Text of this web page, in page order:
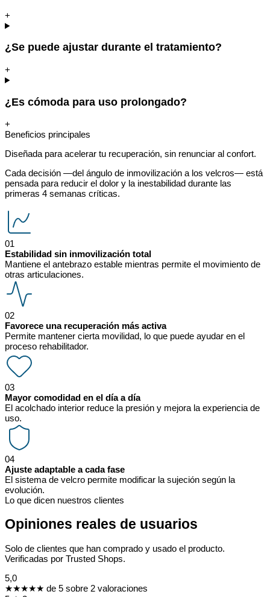
+
¿Se puede ajustar durante el tratamiento?
+
¿Es cómoda para uso prolongado?
+
Beneficios principales
Diseñada para acelerar tu recuperación, sin renunciar al confort.
Cada decisión —del ángulo de inmovilización a los velcros— está
pensada para reducir el dolor y la inestabilidad durante las
primeras 4 semanas críticas.
01
Estabilidad sin inmovilización total
Mantiene el antebrazo estable mientras permite el movimiento de
otras articulaciones.
02
Favorece una recuperación más activa
Permite mantener cierta movilidad, lo que puede ayudar en el
proceso rehabilitador.
03
Mayor comodidad en el día a día
El acolchado interior reduce la presión y mejora la experiencia de
uso.
04
Ajuste adaptable a cada fase
El sistema de velcro permite modificar la sujeción según la
evolución.
Lo que dicen nuestros clientes
Opiniones reales de usuarios
Solo de clientes que han comprado y usado el producto.
Verificadas por Trusted Shops.
5,0
★★★★★ de 5 sobre 2 valoraciones